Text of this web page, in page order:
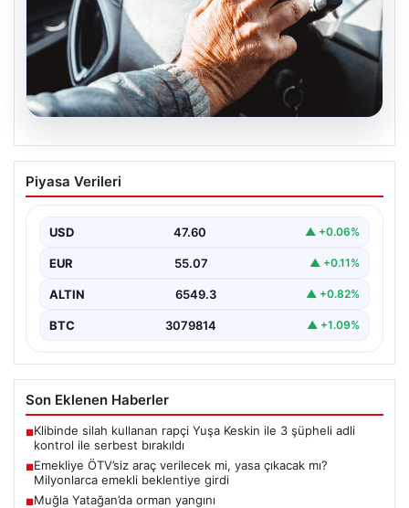
Emekliye ÖTV’siz araç verilecek mi,
yasa çıkacak mı? Milyonlarca emekli
Piyasa Verileri
USD 47.60 ▲ +0.06%
EUR 55.07 ▲ +0.11%
ALTIN 6549.3 ▲ +0.82%
BTC 3079814 ▲ +1.09%
Son Eklenen Haberler
■Klibinde silah kullanan rapçi Yuşa Keskin ile 3 şüpheli adli
kontrol ile serbest bırakıldı
■Emekliye ÖTV’siz araç verilecek mi, yasa çıkacak mı?
Milyonlarca emekli beklentiye girdi
■Muğla Yatağan’da orman yangını